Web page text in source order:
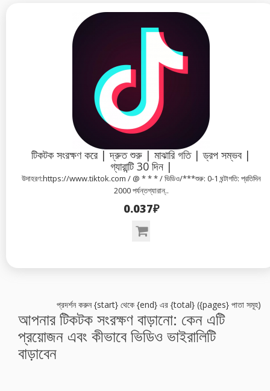
টিকটক সংরক্ষণ করে | দ্রুত শুরু | মাঝারি গতি | ড্রপ সম্ভব |
গ্যারান্টি 30 দিন |
উদাহরণ:https://www.tiktok.com / @ * * * / ভিডিও/***শুরু: 0-1 ঘন্টাগতি: প্রতিদিন
2000 পর্যন্তগ্যারান্..
0.037₽
প্রদর্শন করুন {start} থেকে {end} এর {total} ({pages} পাতা সমূহ)
আপনার টিকটক সংরক্ষণ বাড়ানো: কেন এটি
প্রয়োজন এবং কীভাবে ভিডিও ভাইরালিটি
বাড়াবেন